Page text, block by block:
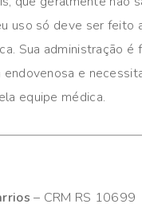
uso só deve ser feito
Sua administração é
endovenosa e
equipe médica.
– CRM RS 10699